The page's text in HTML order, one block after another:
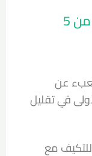
5 طرق لتقليل التوتر في أقل من 5
عن
في تقليل
للتكيف مع